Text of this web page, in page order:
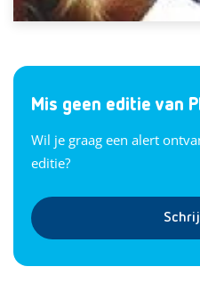
Mis geen editie van
Wil je graag een alert
editie?